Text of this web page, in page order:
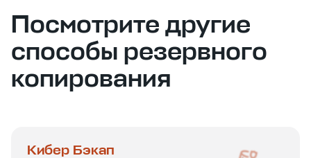
Посмотрите другие
способы резервного
копирования
Кибер Бэкап